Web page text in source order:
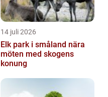
14 juli 2026
Elk park i småland nära
möten med skogens
konung